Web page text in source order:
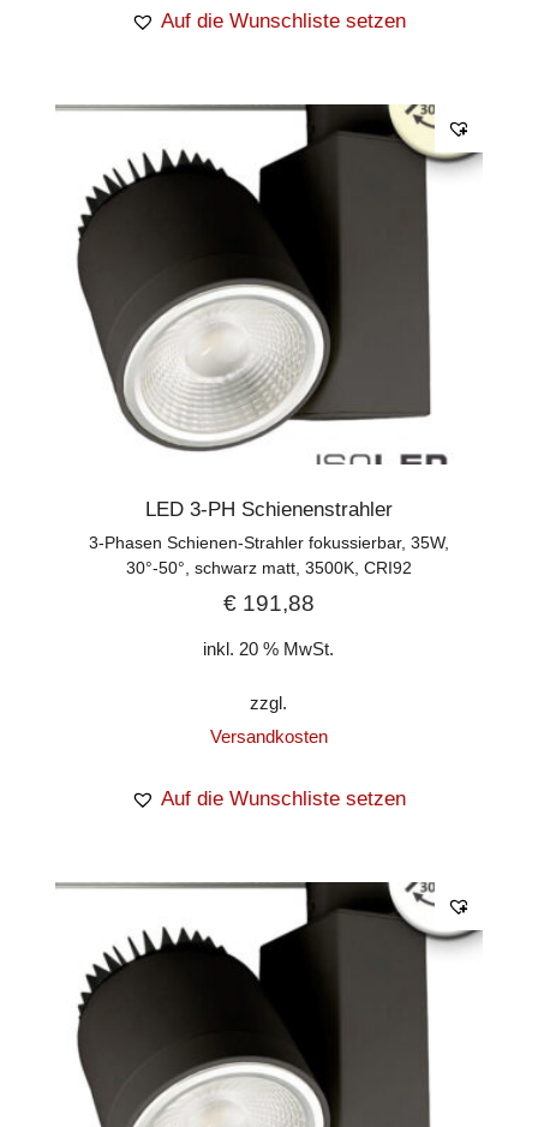
Auf die Wunschliste setzen
LED 3-PH Schienenstrahler
3-Phasen Schienen-Strahler fokussierbar, 35W,
30°-50°, schwarz matt, 3500K, CRI92
€191,88
inkl. 20 % MwSt.
zzgl.
Versandkosten
Auf die Wunschliste setzen